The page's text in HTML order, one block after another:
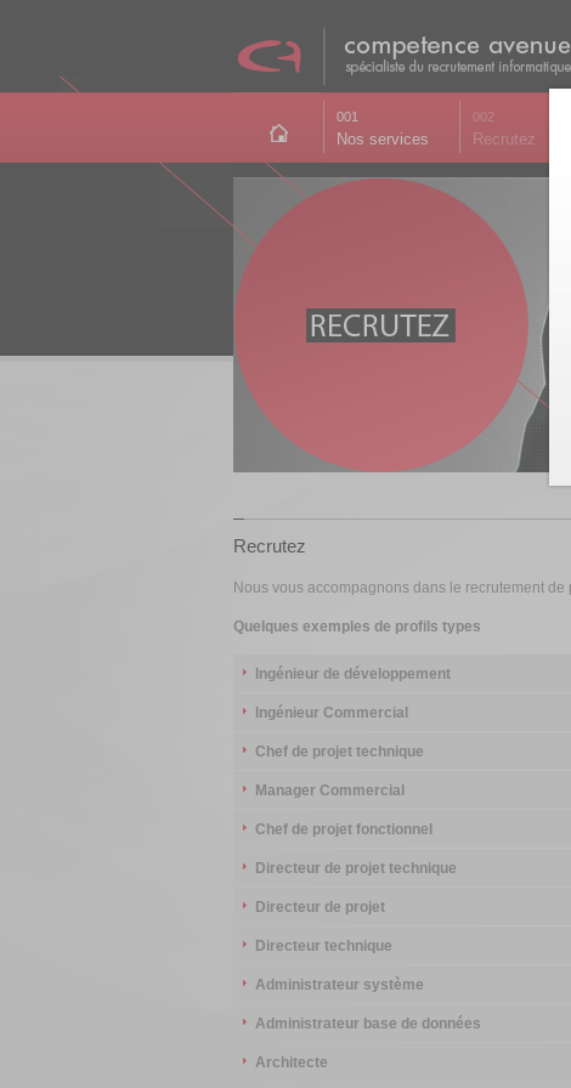
001
Nos services
002
Recrutez
Recrutez
Nous vous accompagnons dans le recrutement
Quelques exemples de profils types
Ingénieur de développement
Ingénieur Commercial
Chef de projet technique
Manager Commercial
Chef de projet fonctionnel
Directeur de projet technique
Directeur de projet
Directeur technique
Administrateur système
Administrateur base de données
Architecte